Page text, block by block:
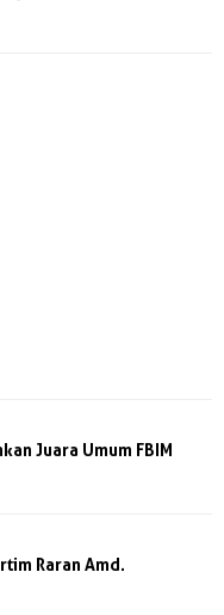
Juara Umum FBIM
Raran Amd.